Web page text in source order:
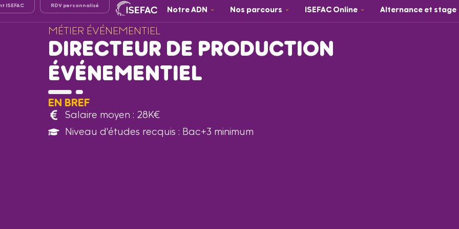
ISEFAC RDV personnalisé Notre ADN Nos parcours ISEFAC Online Alternance et stage
MÉTIER ÉVÉNEMENTIEL
DIRECTEUR DE PRODUCTION
ÉVÉNEMENTIEL
EN BREF
Salaire moyen : 28K€
Niveau d'études recquis : Bac+3 minimum